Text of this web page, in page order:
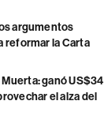
argumentos
reformar la Carta
ganó US$34
el alza del